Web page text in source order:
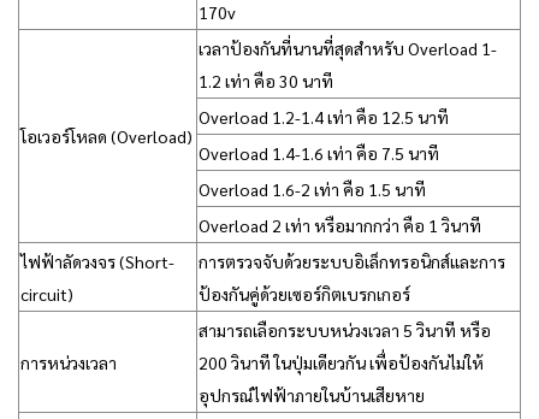
170v
โอเวอร์โหลด (Overload)
เวลาป้องกันที่นานที่สุดสำหรับ Overload 1-
1.2 เท่า คือ 30 นาที
Overload 1.2-1.4 เท่า คือ 12.5 นาที
Overload 1.4-1.6 เท่า คือ 7.5 นาที
Overload 1.6-2 เท่า คือ 1.5 นาที
Overload 2 เท่า หรือมากกว่า คือ 1 วินาที
ไฟฟ้าลัดวงจร (Short-
circuit)
การตรวจจับด้วยระบบอิเล็กทรอนิกส์และการ
ป้องกันคู่ด้วยเซอร์กิตเบรกเกอร์
การหน่วงเวลา
สามารถเลือกระบบหน่วงเวลา 5 วินาที หรือ
200 วินาที ในปุ่มเดียวกัน เพื่อป้องกันไม่ให้
อุปกรณ์ไฟฟ้าภายในบ้านเสียหาย